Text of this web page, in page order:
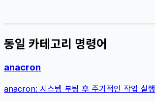
동일 카테고리 명령어
anacron
anacron: 시스템 부팅 후 주기적인 작업 실행